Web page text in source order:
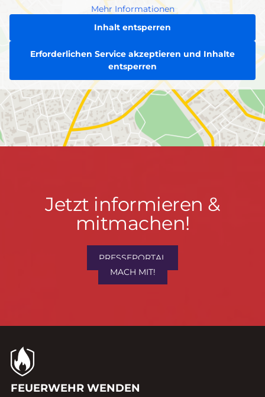
Mehr Informationen
Inhalt entsperren
Erforderlichen Service akzeptieren und Inhalte
entsperren
Jetzt
informieren
mitmachen!
Jetzt informieren &
mitmachen!
PRESSEPORTAL
MACH MIT!
Kontaktdaten
FEUERWEHR WENDEN